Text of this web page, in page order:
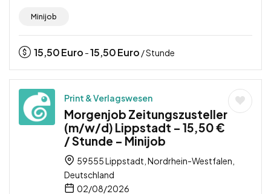
Minijob
15,50Euro -15,50Euro / Stunde
Print & Verlagswesen
Morgenjob Zeitungszusteller
(m/w/d) Lippstadt – 15,50 €
/ Stunde – Minijob
59555 Lippstadt, Nordrhein-Westfalen,
Deutschland
02/08/2026